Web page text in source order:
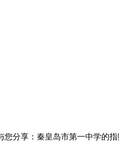
您分享：秦皇岛市第一中学的指